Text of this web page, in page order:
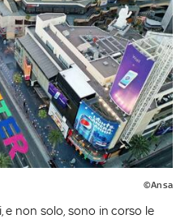
©Ansa
e non solo, sono in corso le